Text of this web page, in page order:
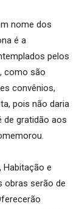
nome dos
é a
pelos
como são
convênios,
pois não daria
de gratidão aos
Habitação e
obras serão de